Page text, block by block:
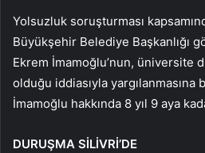
Yolsuzluk soruşturması
Büyükşehir Belediye Başkanlığı
Ekrem İmamoğlu’nun, üniversite
olduğu iddiasıyla yargılanmasına
İmamoğlu hakkında 8 yıl 9 aya
DURUŞMA SİLİVRİ’DE